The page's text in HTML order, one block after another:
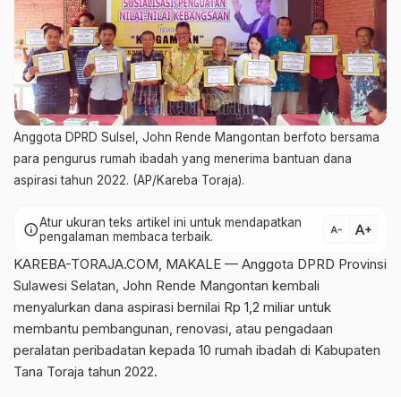
Anggota DPRD Sulsel, John Rende Mangontan berfoto bersama
para pengurus rumah ibadah yang menerima bantuan dana
aspirasi tahun 2022. (AP/Kareba Toraja).
infoAtur ukuran teks artikel ini untuk mendapatkan
pengalaman membaca terbaik.
text_decrease text_increase
KAREBA-TORAJA.COM, MAKALE — Anggota DPRD Provinsi
Sulawesi Selatan, John Rende Mangontan kembali
menyalurkan dana aspirasi bernilai Rp 1,2 miliar untuk
membantu pembangunan, renovasi, atau pengadaan
peralatan peribadatan kepada 10 rumah ibadah di Kabupaten
Tana Toraja tahun 2022.